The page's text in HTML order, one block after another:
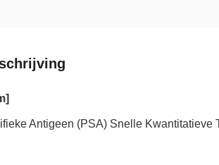
Antigeen (PSA) Snelle Kwantitatieve